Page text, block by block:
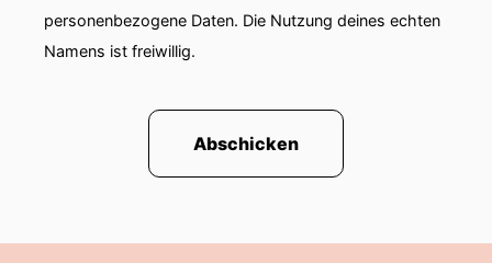
personenbezogene Daten. Die Nutzung deines echten
Namens ist freiwillig.
Abschicken